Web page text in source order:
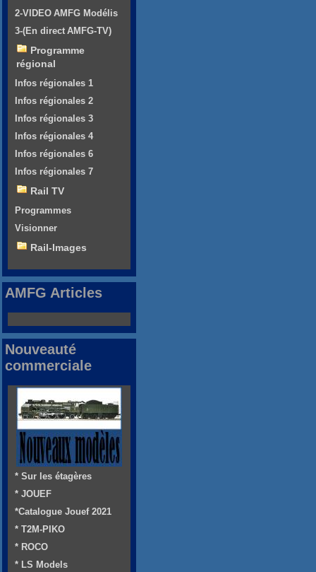
2-VIDEO AMFG Modélis
3-(En direct AMFG-TV)
Programme
régional
Infos régionales 1
Infos régionales 2
Infos régionales 3
Infos régionales 4
Infos régionales 6
Infos régionales 7
Rail TV
Programmes
Visionner
Rail-Images
AMFG Articles
Nouveauté
commerciale
* Sur les étagères
* JOUEF
*Catalogue Jouef 2021
* T2M-PIKO
* ROCO
* LS Models